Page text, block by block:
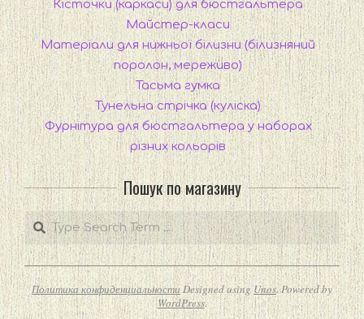
Кісточки (каркаси) для бюстгальтера
Майстер-класи
Матеріали для нижньої білизни (білизняний
поролон, мереживо)
Тасьма гумка
Тунельна стрічка (куліска)
Фурнітура для бюстгальтера у наборах
різних кольорів
Пошук по магазину
Search
Политика конфиденциальностиDesigned usingUnos. Powered by
WordPress.